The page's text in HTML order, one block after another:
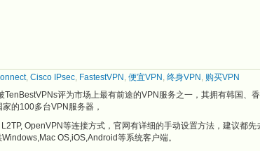
, Cisco IPsec, FastestVPN , 便宜VPN , 终身VPN , 购买VPN
评为市场上最有前途的VPN服务之一，其拥有韩国、香
的100多台VPN服务器，
OpenVPN等连接方式，官网有详细的手动设置方法，建议都先
OS,iOS,Android等系统客户端。